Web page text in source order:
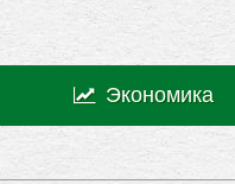
Экономика